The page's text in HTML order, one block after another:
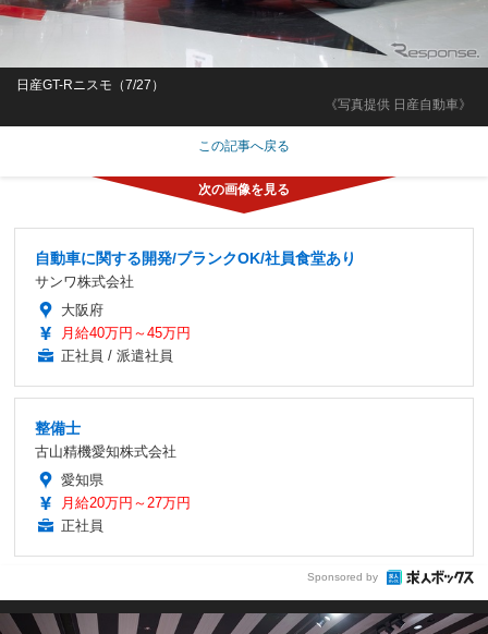
《写真提供 日産自動車》
日産GT-Rニスモ（7/27）
この記事へ戻る
自動車に関する開発/ブランクOK/社員食堂あり
サンワ株式会社
大阪府
月給40万円～45万円
正社員 / 派遣社員
整備士
古山精機愛知株式会社
愛知県
月給20万円～27万円
正社員
Sponsored by